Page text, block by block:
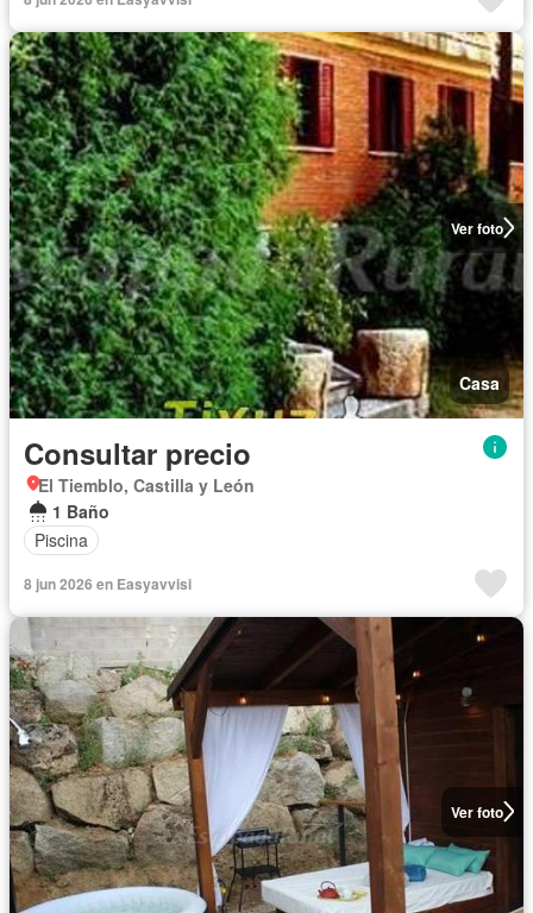
Ver foto
Casa
Consultar precio
El Tiemblo, Castilla y León
1 Baño
Piscina
8 jun 2026 en Easyavvisi
Ver foto